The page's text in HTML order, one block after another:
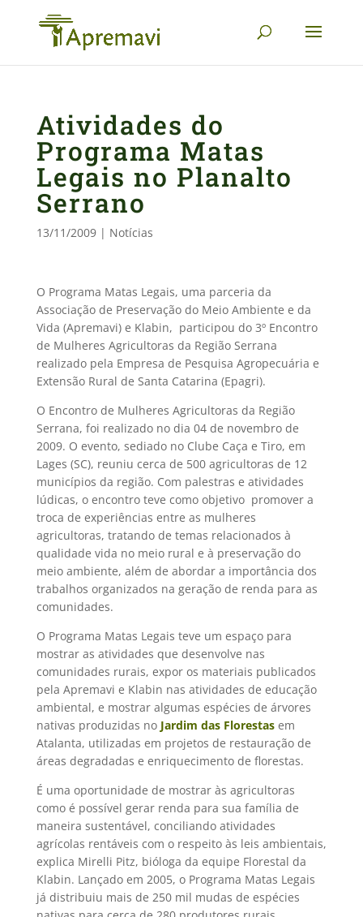
Atividades do
Programa Matas
Legais no Planalto
Serrano
13/11/2009| Notícias
O Programa Matas Legais, uma parceria da
Associação de Preservação do Meio Ambiente e da
Vida (Apremavi) e Klabin, participou do 3º Encontro
de Mulheres Agricultoras da Região Serrana
realizado pela Empresa de Pesquisa Agropecuária e
Extensão Rural de Santa Catarina (Epagri).
O Encontro de Mulheres Agricultoras da Região
Serrana, foi realizado no dia 04 de novembro de
2009. O evento, sediado no Clube Caça e Tiro, em
Lages (SC), reuniu cerca de 500 agricultoras de 12
municípios da região. Com palestras e atividades
lúdicas, o encontro teve como objetivo promover a
troca de experiências entre as mulheres
agricultoras, tratando de temas relacionados à
qualidade vida no meio rural e à preservação do
meio ambiente, além de abordar a importância dos
trabalhos organizados na geração de renda para as
comunidades.
O Programa Matas Legais teve um espaço para
mostrar as atividades que desenvolve nas
comunidades rurais, expor os materiais publicados
pela Apremavi e Klabin nas atividades de educação
ambiental, e mostrar algumas espécies de árvores
nativas produzidas noJardim das Florestasem
Atalanta, utilizadas em projetos de restauração de
áreas degradadas e enriquecimento de florestas.
É uma oportunidade de mostrar às agricultoras
como é possível gerar renda para sua família de
maneira sustentável, conciliando atividades
agrícolas rentáveis com o respeito às leis ambientais,
explica Mirelli Pitz, bióloga da equipe Florestal da
Klabin. Lançado em 2005, o Programa Matas Legais
já distribuiu mais de 250 mil mudas de espécies